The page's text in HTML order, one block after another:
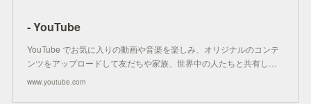
- YouTube
YouTube でお気に入りの動画や音楽を楽しみ、オリジナルのコンテ
ンツをアップロードして友だちや家族、世界中の人たちと共有し…
www.youtube.com